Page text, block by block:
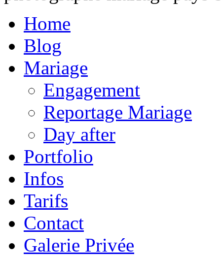
Home
Blog
Mariage
Engagement
Reportage Mariage
Day after
Portfolio
Infos
Tarifs
Contact
Galerie Privée